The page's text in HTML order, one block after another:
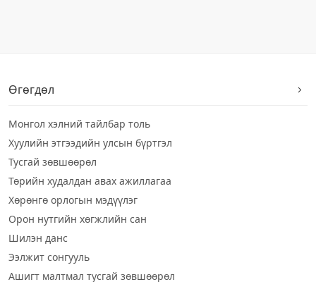
Өгөгдөл
Монгол хэлний тайлбар толь
Хуулийн этгээдийн улсын бүртгэл
Тусгай зөвшөөрөл
Төрийн худалдан авах ажиллагаа
Хөрөнгө орлогын мэдүүлэг
Орон нутгийн хөгжлийн сан
Шилэн данс
Ээлжит сонгууль
Ашигт малтмал тусгай зөвшөөрөл